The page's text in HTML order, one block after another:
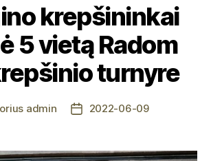
krepšininkai
5 vietą Radom
turnyre
admin
Įrašo2022-06-09